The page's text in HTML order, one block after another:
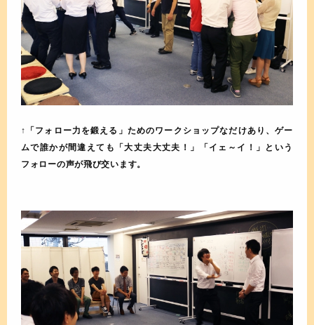
↑「フォロー力を鍛える」ためのワークショップなだけあり、ゲー
ムで誰かが間違えても「大丈夫大丈夫！」「イェ～イ！」という
フォローの声が飛び交います。